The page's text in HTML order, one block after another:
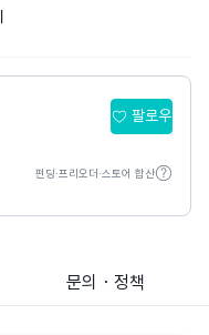
팔로우
펀딩·프리오더·스토어 합산
문의・정책